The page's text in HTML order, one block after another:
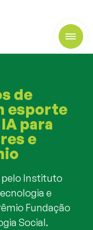
de
esporte
para
e
pelo Instituto
e
Fundação
Social.